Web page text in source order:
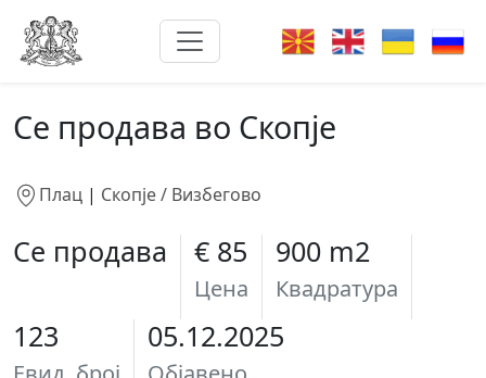
Се продава во Скопје
Плац | Скопје / Визбегово
Се продава € 85
Цена
900 m2
Квадратура
123 05.12.2025